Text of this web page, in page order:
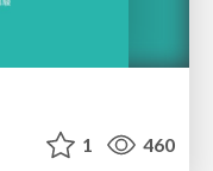
1 460